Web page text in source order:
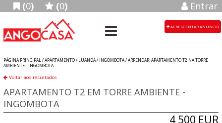
(0) (0) Entrar
ACRESCENTAR ANÚNCIO
PÁGINA PRINCIPAL /APARTAMENTO/ LUANDA/ INGOMBOTA/ARRENDAR: APARTAMENTO T2 NA TORRE
AMBIENTE - INGOMBOTA
Voltar aos resultados
4 500 EUR
APARTAMENTO T2 EM TORRE AMBIENTE -
INGOMBOTA